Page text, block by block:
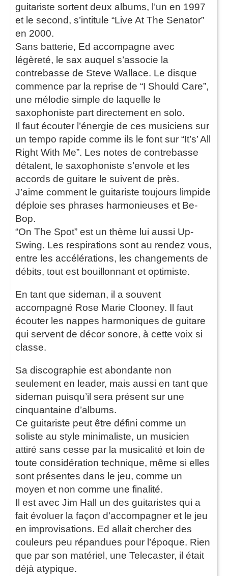
guitariste sortent deux albums, l’un en 1997
et le second, s’intitule “Live At The Senator”
en 2000.
Sans batterie, Ed accompagne avec
légèreté, le sax auquel s’associe la
contrebasse de Steve Wallace. Le disque
commence par la reprise de “I Should Care”,
une mélodie simple de laquelle le
saxophoniste part directement en solo.
Il faut écouter l’énergie de ces musiciens sur
un tempo rapide comme ils le font sur “It’s’ All
Right With Me”. Les notes de contrebasse
détalent, le saxophoniste s’envole et les
accords de guitare le suivent de près.
J’aime comment le guitariste toujours limpide
déploie ses phrases harmonieuses et Be-
Bop.
“On The Spot” est un thème lui aussi Up-
Swing. Les respirations sont au rendez vous,
entre les accélérations, les changements de
débits, tout est bouillonnant et optimiste.
En tant que sideman, il a souvent
accompagné Rose Marie Clooney. Il faut
écouter les nappes harmoniques de guitare
qui servent de décor sonore, à cette voix si
classe.
Sa discographie est abondante non
seulement en leader, mais aussi en tant que
sideman puisqu’il sera présent sur une
cinquantaine d’albums.
Ce guitariste peut être défini comme un
soliste au style minimaliste, un musicien
attiré sans cesse par la musicalité et loin de
toute considération technique, même si elles
sont présentes dans le jeu, comme un
moyen et non comme une finalité.
Il est avec Jim Hall un des guitaristes qui a
fait évoluer la façon d’accompagner et le jeu
en improvisations. Ed allait chercher des
couleurs peu répandues pour l’époque. Rien
que par son matériel, une Telecaster, il était
déjà atypique.